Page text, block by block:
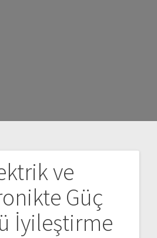
ve
Güç
İyileştirme